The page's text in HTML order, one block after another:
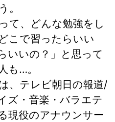
。
て、どんな勉強をし
こで習ったらいい
いいの？」と思って
も…。
、テレビ朝日の報道/
ズ・音楽・バラエテ
現役のアナウンサー